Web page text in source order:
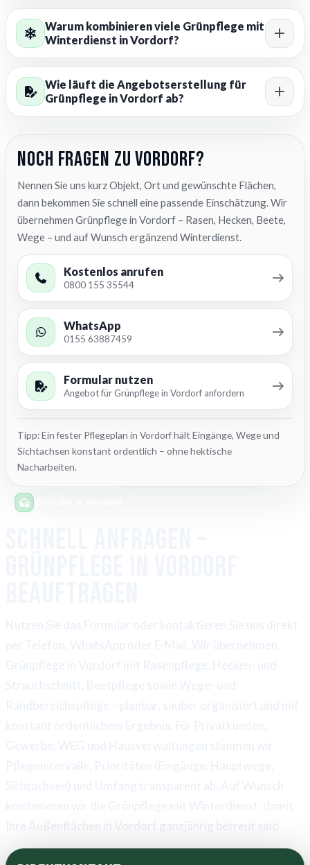
Warum kombinieren viele Grünpflege mit
Winterdienst in Vordorf?
Wie läuft die Angebotserstellung für
Grünpflege in Vordorf ab?
Noch Fragen zu Vordorf?
Nennen Sie uns kurz Objekt, Ort und gewünschte Flächen,
dann bekommen Sie schnell eine passende Einschätzung. Wir
übernehmen Grünpflege in Vordorf – Rasen, Hecken, Beete,
Wege – und auf Wunsch ergänzend Winterdienst.
Kostenlos anrufen
0800 155 35544
WhatsApp
0155 63887459
Formular nutzen
Angebot für Grünpflege in Vordorf anfordern
Tipp: Ein fester Pflegeplan in Vordorf hält Eingänge, Wege und
Sichtachsen konstant ordentlich – ohne hektische
Nacharbeiten.
Ihre Außenflächen in Vordorf ganzjährig betreut sind.